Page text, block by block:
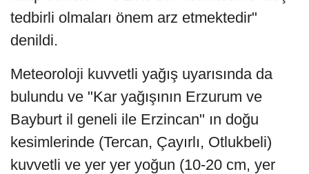
tedbirli olmaları önem arz etmektedir"
denildi.
Meteoroloji kuvvetli yağış uyarısında da
bulundu ve "Kar yağışının Erzurum ve
Bayburt il geneli ile Erzincan" ın doğu
kesimlerinde (Tercan, Çayırlı, Otlukbeli)
kuvvetli ve yer yer yoğun (10-20 cm, yer